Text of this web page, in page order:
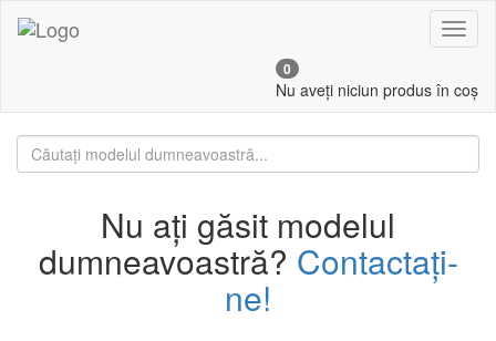
0
Nu aveți niciun produs în coș
Nu ați găsit modelul
dumneavoastră? Contactați-
ne!